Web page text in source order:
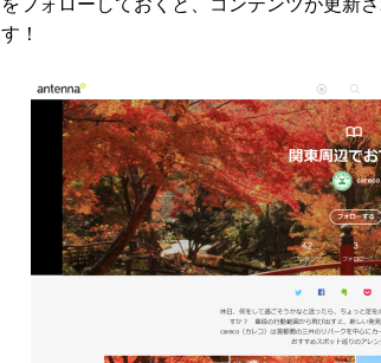
をフォローしておくと、コンテンツが更新
す！